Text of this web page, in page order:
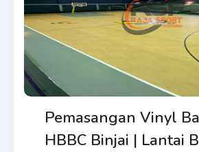
Pemasangan Vinyl
HBBC Binjai | Lantai